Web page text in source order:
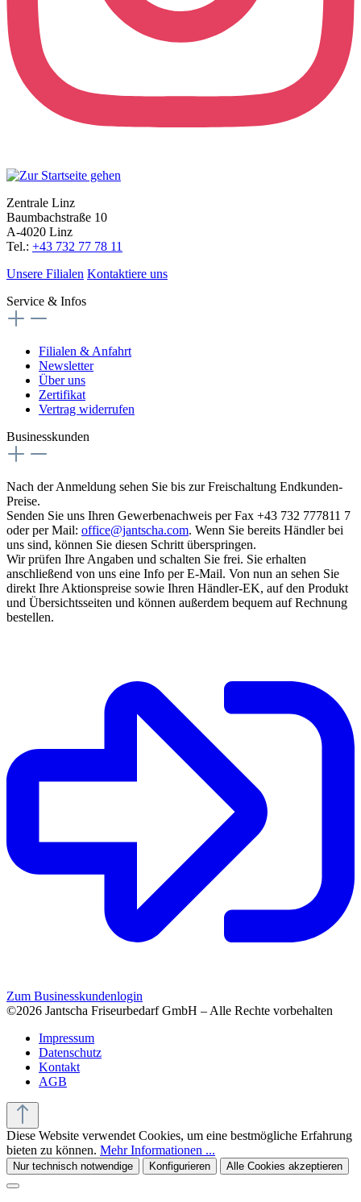
Zentrale Linz
Baumbachstraße 10
A-4020 Linz
Tel.: +43 732 77 78 11
Unsere Filialen Kontaktiere uns
Service & Infos
Filialen & Anfahrt
Newsletter
Über uns
Zertifikat
Vertrag widerrufen
Businesskunden
Nach der Anmeldung sehen Sie bis zur Freischaltung Endkunden-
Preise.
Senden Sie uns Ihren Gewerbenachweis per Fax +43 732 777811 7
oder per Mail: office@jantscha.com. Wenn Sie bereits Händler bei
uns sind, können Sie diesen Schritt überspringen.
Wir prüfen Ihre Angaben und schalten Sie frei. Sie erhalten
anschließend von uns eine Info per E-Mail. Von nun an sehen Sie
direkt Ihre Aktionspreise sowie Ihren Händler-EK, auf den Produkt
und Übersichtsseiten und können außerdem bequem auf Rechnung
bestellen.
Zum Businesskundenlogin
©2026 Jantscha Friseurbedarf GmbH – Alle Rechte vorbehalten
Impressum
Datenschutz
Kontakt
AGB
Diese Website verwendet Cookies, um eine bestmögliche Erfahrung
bieten zu können. Mehr Informationen ...
Nur technisch notwendige Konfigurieren Alle Cookies akzeptieren